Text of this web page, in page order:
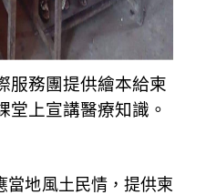
服務團提供繪本給柬
堂上宣講醫療知識。
當地風土民情，提供柬